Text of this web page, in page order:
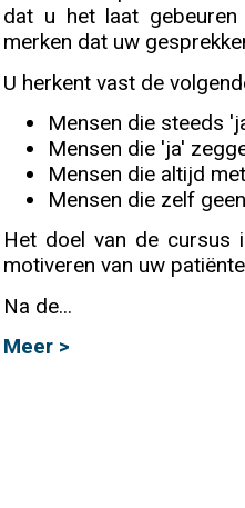
dat u het laat
merken dat uw
U herkent vast de
Mensen die steeds
Mensen die 'ja'
Mensen die altijd
Mensen die zelf
Het doel van de cursus
motiveren van uw
Na de...
Meer >